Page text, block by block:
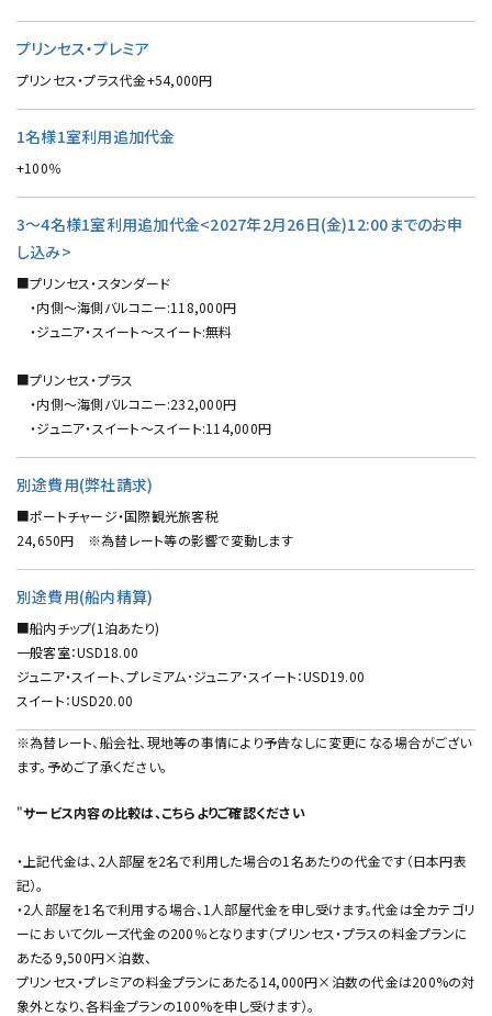
プリンセス・プレミア
プリンセス・プラス代金+54,000円
1名様1室利用追加代金
+100％
3～4名様1室利用追加代金<2027年2月26日(金)12:00までのお申
し込み>
■プリンセス・スタンダード
・内側～海側バルコニー:118,000円
・ジュニア・スイート～スイート:無料
■プリンセス・プラス
・内側～海側バルコニー:232,000円
・ジュニア・スイート～スイート:114,000円
別途費用(弊社請求)
■ポートチャージ・国際観光旅客税
24,650円 ※為替レート等の影響で変動します
別途費用(船内精算)
■船内チップ(1泊あたり)
一般客室：USD18.00
ジュニア・スイート、プレミアム･ジュニア･スイート：USD19.00
スイート：USD20.00
※為替レート、船会社、現地等の事情により予告なしに変更になる場合がござい
ます。予めご了承ください。
"サービス内容の比較は、こちらよりご確認ください
・上記代金は、2人部屋を2名で利用した場合の1名あたりの代金です（日本円表
記）。
・2人部屋を1名で利用する場合、1人部屋代金を申し受けます。代金は全カテゴリ
ーにおいてクルーズ代金の200％となります（プリンセス・プラスの料金プランに
あたる9,500円×泊数、
プリンセス・プレミアの料金プランにあたる14,000円×泊数の代金は200%の対
象外となり、各料金プランの100%を申し受けます）。